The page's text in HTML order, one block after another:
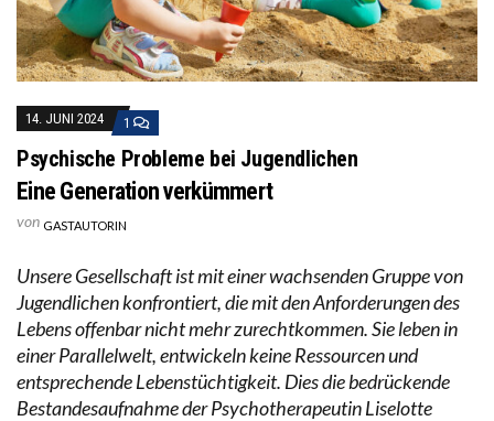
14. JUNI 2024 1
Psychische Probleme bei Jugendlichen
Eine Generation verkümmert
von GASTAUTORIN
Unsere Gesellschaft ist mit einer wachsenden Gruppe von
Jugendlichen konfrontiert, die mit den Anforderungen des
Lebens offenbar nicht mehr zurechtkommen. Sie leben in
einer Parallelwelt, entwickeln keine Ressourcen und
entsprechende Lebenstüchtigkeit. Dies die bedrückende
Bestandesaufnahme der Psychotherapeutin Liselotte